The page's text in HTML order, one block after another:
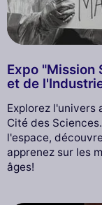
Expo "Mission
et de
Explorez l'univers
Cité des
l'espace,
apprenez sur les
âges!